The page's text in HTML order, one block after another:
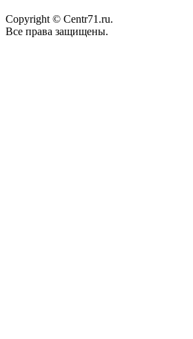
Copyright © Centr71.ru.
Все права защищены.